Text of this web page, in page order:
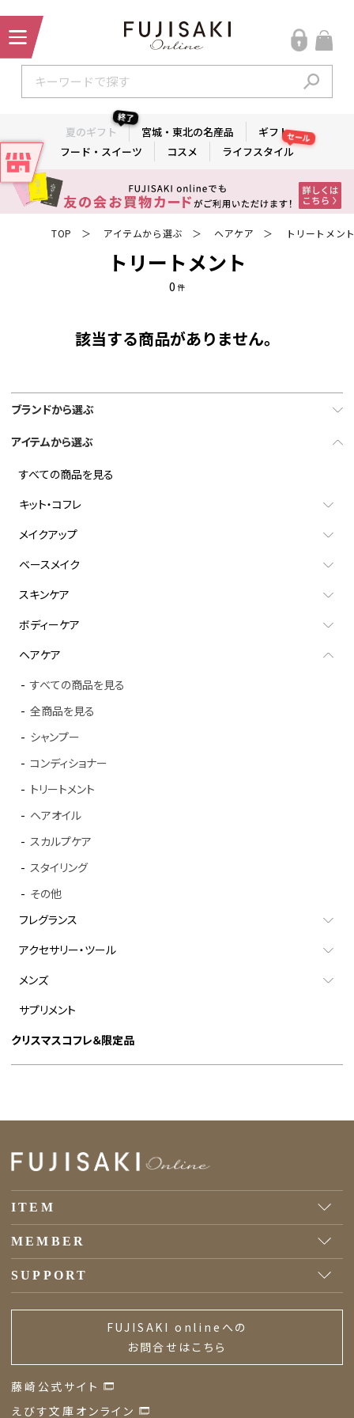
夏のギフト
終了
宮城・東北の名産品
ギフト
フード・スイーツ
コスメ ライフスタイル
セール
TOP ＞ アイテムから選ぶ ＞ ヘアケア ＞ トリートメン
トリートメント
0 件
該当する商品がありません。
ブランドから選ぶ
アイテムから選ぶ
すべての商品を見る
キット・コフレ
メイクアップ
ベースメイク
スキンケア
ボディーケア
ヘアケア
すべての商品を見る
全商品を見る
シャンプー
コンディショナー
トリートメント
ヘアオイル
スカルプケア
スタイリング
その他
フレグランス
アクセサリー・ツール
メンズ
サプリメント
クリスマスコフレ＆限定品
ITEM
MEMBER
SUPPORT
FUJISAKI onlineへの
お問合せはこちら
藤崎公式サイト
えびす文庫オンライン